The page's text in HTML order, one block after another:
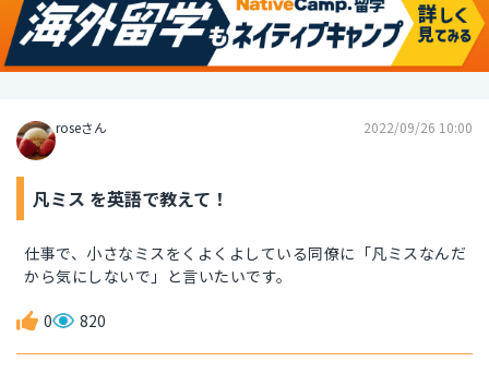
roseさん 2022/09/26 10:00
凡ミス を英語で教えて！
仕事で、小さなミスをくよくよしている同僚に「凡ミスなんだ
から気にしないで」と言いたいです。
0 820